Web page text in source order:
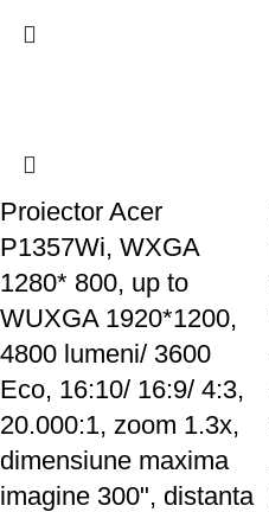
Proiector Acer
P1357Wi, WXGA
1280* 800, up to
WUXGA 1920*1200,
4800 lumeni/ 3600
Eco, 16:10/ 16:9/ 4:3,
20.000:1, zoom 1.3x,
dimensiune maxima
imagine 300", distanta